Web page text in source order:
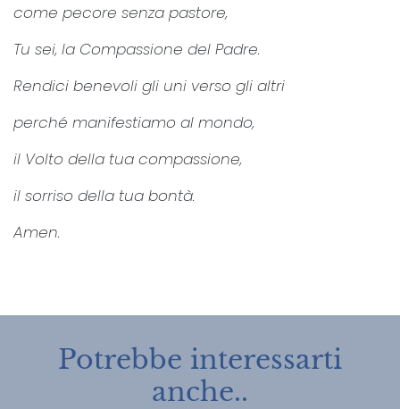
come pecore senza pastore,
Tu sei, la Compassione del Padre.
Rendici benevoli gli uni verso gli altri
perché manifestiamo al mondo,
il Volto della tua compassione,
il sorriso della tua bontà.
Amen.
Potrebbe interessarti
anche..